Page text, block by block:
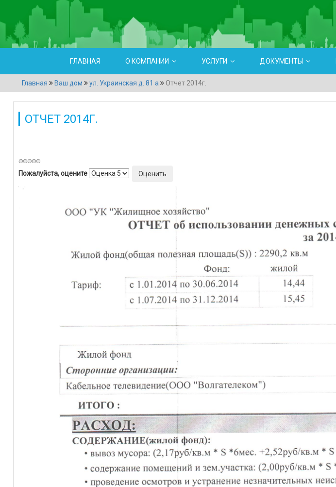
ГЛАВНАЯ О КОМПАНИИ УСЛУГИ ДОКУМЕНТЫ
Главная Ваш дом ул. Украинская д. 81 а Отчет 2014г.
ОТЧЕТ 2014Г.
Пожалуйста, оцените